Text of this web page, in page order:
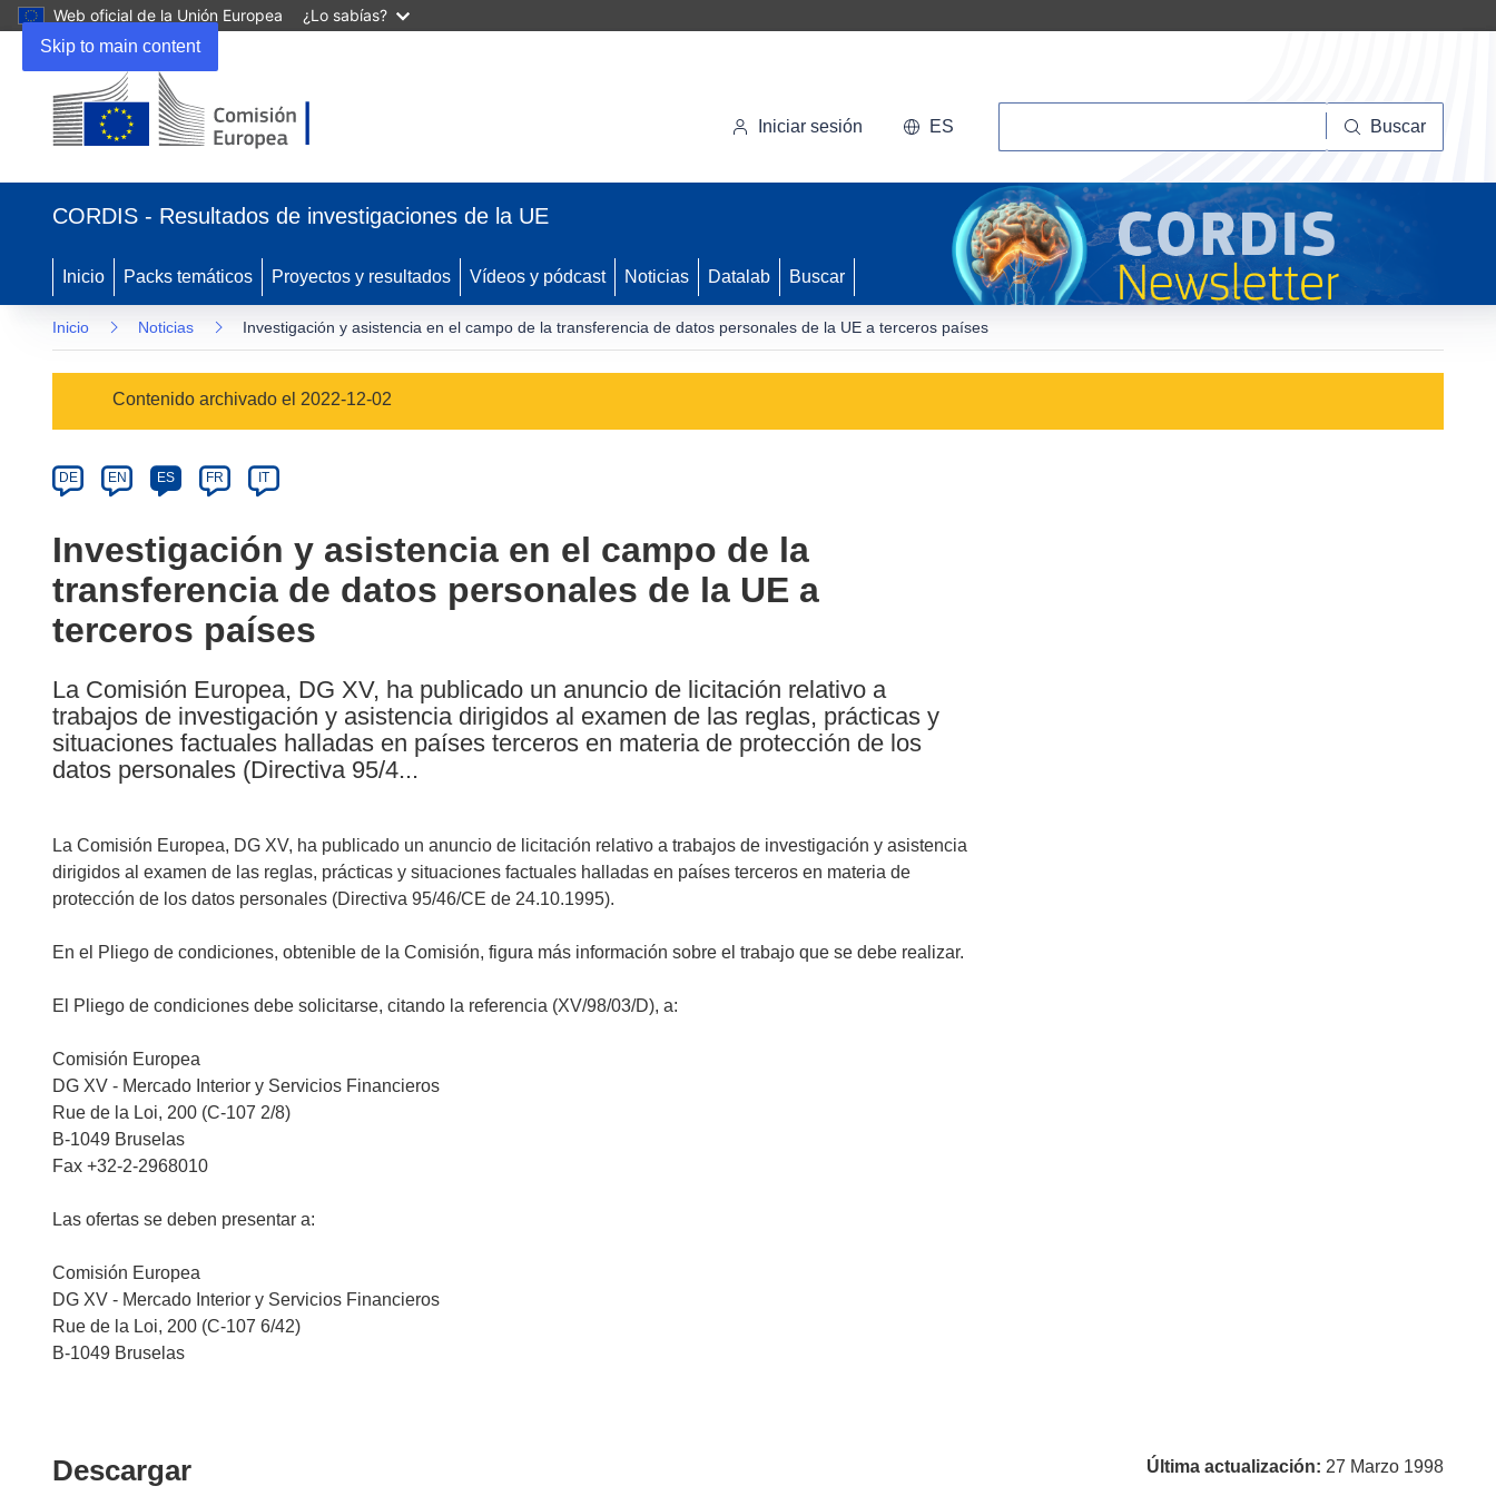
Skip to main content
Web oficial de la Unión Europea ¿Lo sabías?
en
nueva
ventana)
Iniciar sesión ES Buscar
CORDIS - Resultados de investigaciones de la UE
Inicio Packs temáticos Proyectos y resultados Vídeos y pódcast Noticias Datalab Buscar
Inicio Noticias Investigación y asistencia en el campo de la transferencia de datos personales de la UE a terceros países
Category
Contenido archivado el 2022-12-02
Article
available
the
following
languages:
DE EN ES FR IT
Investigación y asistencia en el campo de la
transferencia de datos personales de la UE a
terceros países
La Comisión Europea, DG XV, ha publicado un anuncio de licitación relativo a
trabajos de investigación y asistencia dirigidos al examen de las reglas, prácticas y
situaciones factuales halladas en países terceros en materia de protección de los
datos personales (Directiva 95/4...
La Comisión Europea, DG XV, ha publicado un anuncio de licitación relativo a trabajos de investigación y asistencia
dirigidos al examen de las reglas, prácticas y situaciones factuales halladas en países terceros en materia de
protección de los datos personales (Directiva 95/46/CE de 24.10.1995).
En el Pliego de condiciones, obtenible de la Comisión, figura más información sobre el trabajo que se debe realizar.
El Pliego de condiciones debe solicitarse, citando la referencia (XV/98/03/D), a:
Comisión Europea
DG XV - Mercado Interior y Servicios Financieros
Rue de la Loi, 200 (C-107 2/8)
B-1049 Bruselas
Fax +32-2-2968010
Las ofertas se deben presentar a:
Comisión Europea
DG XV - Mercado Interior y Servicios Financieros
Rue de la Loi, 200 (C-107 6/42)
B-1049 Bruselas
DescargarDescargar
Última actualización: 27 Marzo 1998